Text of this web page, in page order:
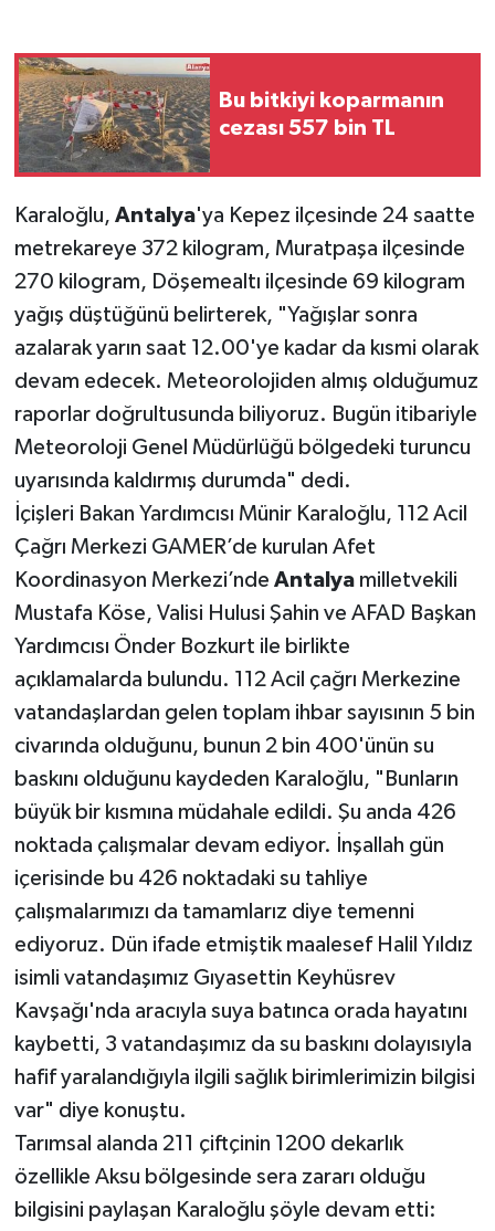
Bu bitkiyi koparmanın
cezası 557 bin TL
Karaloğlu, Antalya'ya Kepez ilçesinde 24 saatte
metrekareye 372 kilogram, Muratpaşa ilçesinde
270 kilogram, Döşemealtı ilçesinde 69 kilogram
yağış düştüğünü belirterek, "Yağışlar sonra
azalarak yarın saat 12.00'ye kadar da kısmi olarak
devam edecek. Meteorolojiden almış olduğumuz
raporlar doğrultusunda biliyoruz. Bugün itibariyle
Meteoroloji Genel Müdürlüğü bölgedeki turuncu
uyarısında kaldırmış durumda" dedi.
İçişleri Bakan Yardımcısı Münir Karaloğlu, 112 Acil
Çağrı Merkezi GAMER’de kurulan Afet
Koordinasyon Merkezi’nde Antalyamilletvekili
Mustafa Köse, Valisi Hulusi Şahin ve AFAD Başkan
Yardımcısı Önder Bozkurt ile birlikte
açıklamalarda bulundu. 112 Acil çağrı Merkezine
vatandaşlardan gelen toplam ihbar sayısının 5 bin
civarında olduğunu, bunun 2 bin 400'ünün su
baskını olduğunu kaydeden Karaloğlu, "Bunların
büyük bir kısmına müdahale edildi. Şu anda 426
noktada çalışmalar devam ediyor. İnşallah gün
içerisinde bu 426 noktadaki su tahliye
çalışmalarımızı da tamamlarız diye temenni
ediyoruz. Dün ifade etmiştik maalesef Halil Yıldız
isimli vatandaşımız Gıyasettin Keyhüsrev
Kavşağı'nda aracıyla suya batınca orada hayatını
kaybetti, 3 vatandaşımız da su baskını dolayısıyla
hafif yaralandığıyla ilgili sağlık birimlerimizin bilgisi
var" diye konuştu.
Tarımsal alanda 211 çiftçinin 1200 dekarlık
özellikle Aksu bölgesinde sera zararı olduğu
bilgisini paylaşan Karaloğlu şöyle devam etti: